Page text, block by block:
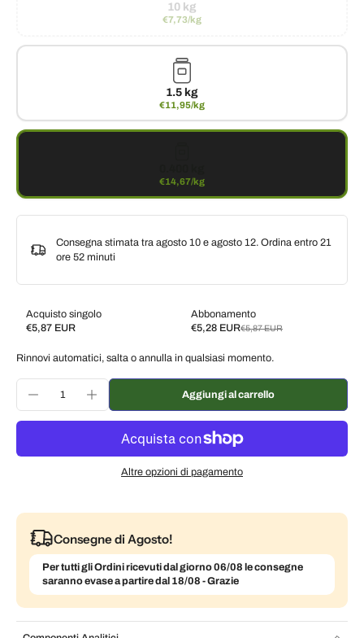
10 kg
€7,73/kg
1.5 kg
€11,95/kg
€14,67/kg
Consegna stimata tra agosto 10 e agosto 12. Ordina entro 21
ore 52 minuti
Acquisto singolo
€5,87 EUR
Abbonamento
€5,28 EUR€5,87 EUR
Subscribe and save
Consegna ogni 3 settimane, 7% di sconto
Consegna ogni mese, 5% di sconto
€5,58 EUR
Rinnovi automatici, salta o annulla in qualsiasi momento.
Aggiungi al carrello
Altre opzioni di pagamento
Consegne di Agosto!
Per tutti gli Ordini ricevuti dal giorno 06/08 le consegne
saranno evase a partire dal 18/08 - Grazie